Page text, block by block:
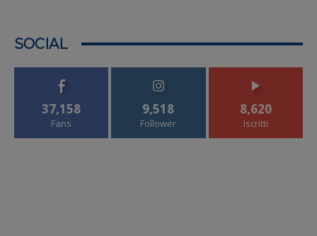
SOCIAL
37,158
Fans
9,518
Follower
8,620
Iscritti